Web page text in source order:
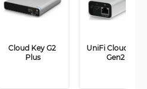
Cloud Key G2
Plus
UniFi Cloud Key
Gen2